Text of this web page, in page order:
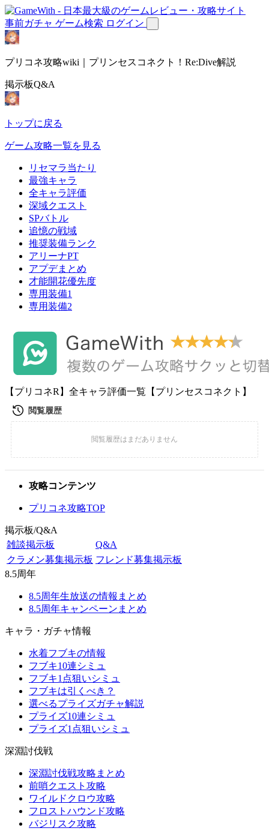
事前ガチャ ゲーム検索 ログイン
プリコネ攻略wiki｜プリンセスコネクト！Re:Dive解説
掲示板Q&A
トップに戻る
ゲーム攻略一覧を見る
リセマラ当たり
最強キャラ
全キャラ評価
深域クエスト
SPバトル
追憶の戦域
推奨装備ランク
アリーナPT
アプデまとめ
才能開花優先度
専用装備1
専用装備2
【プリコネR】全キャラ評価一覧【プリンセスコネクト】
攻略コンテンツ
プリコネ攻略TOP
掲示板/Q&A
雑談掲示板
Q&A
クラメン募集掲示板 フレンド募集掲示板
8.5周年
8.5周年生放送の情報まとめ
8.5周年キャンペーンまとめ
キャラ・ガチャ情報
水着フブキの情報
フブキ10連シミュ
フブキ1点狙いシミュ
フブキは引くべき？
選べるプライズガチャ解説
プライズ10連シミュ
プライズ1点狙いシミュ
深淵討伐戦
深淵討伐戦攻略まとめ
前哨クエスト攻略
ワイルドクロウ攻略
フロストハウンド攻略
バジリスク攻略